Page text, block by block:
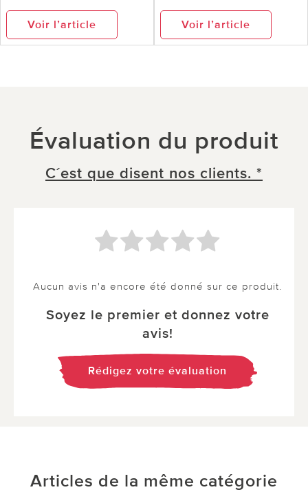
Voir l’article Voir l’article
Évaluation du produit
C´est que disent nos clients. *
Aucun avis n'a encore été donné sur ce produit.
Soyez le premier et donnez votre
avis!
Rédigez votre évaluation
Articles de la même catégorie